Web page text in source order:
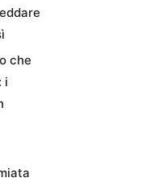
che
i